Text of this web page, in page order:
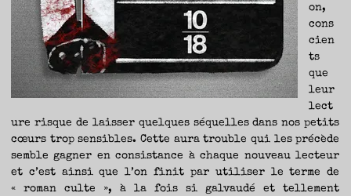
on,
cons
cien
ts
que
leur
lect
ure risque de laisser quelques séquelles dans nos petits
cœurs trop sensibles. Cette aura trouble qui les précède
semble gagner en consistance à chaque nouveau lecteur
et c’est ainsi que l’on finit par utiliser le terme de
« roman culte », à la fois si galvaudé et tellement